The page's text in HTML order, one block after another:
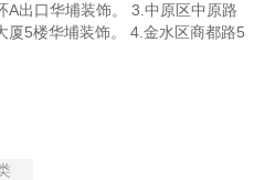
A出口华埔装饰。 3.中原区中原路
厦5楼华埔装饰。 4.金水区商都路5